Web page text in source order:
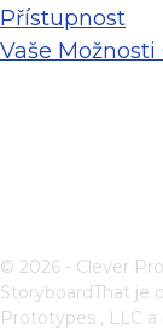
Přístupnost
Vaše
© 2026 - Clever
StoryboardThat je
Prototypes , LLC a